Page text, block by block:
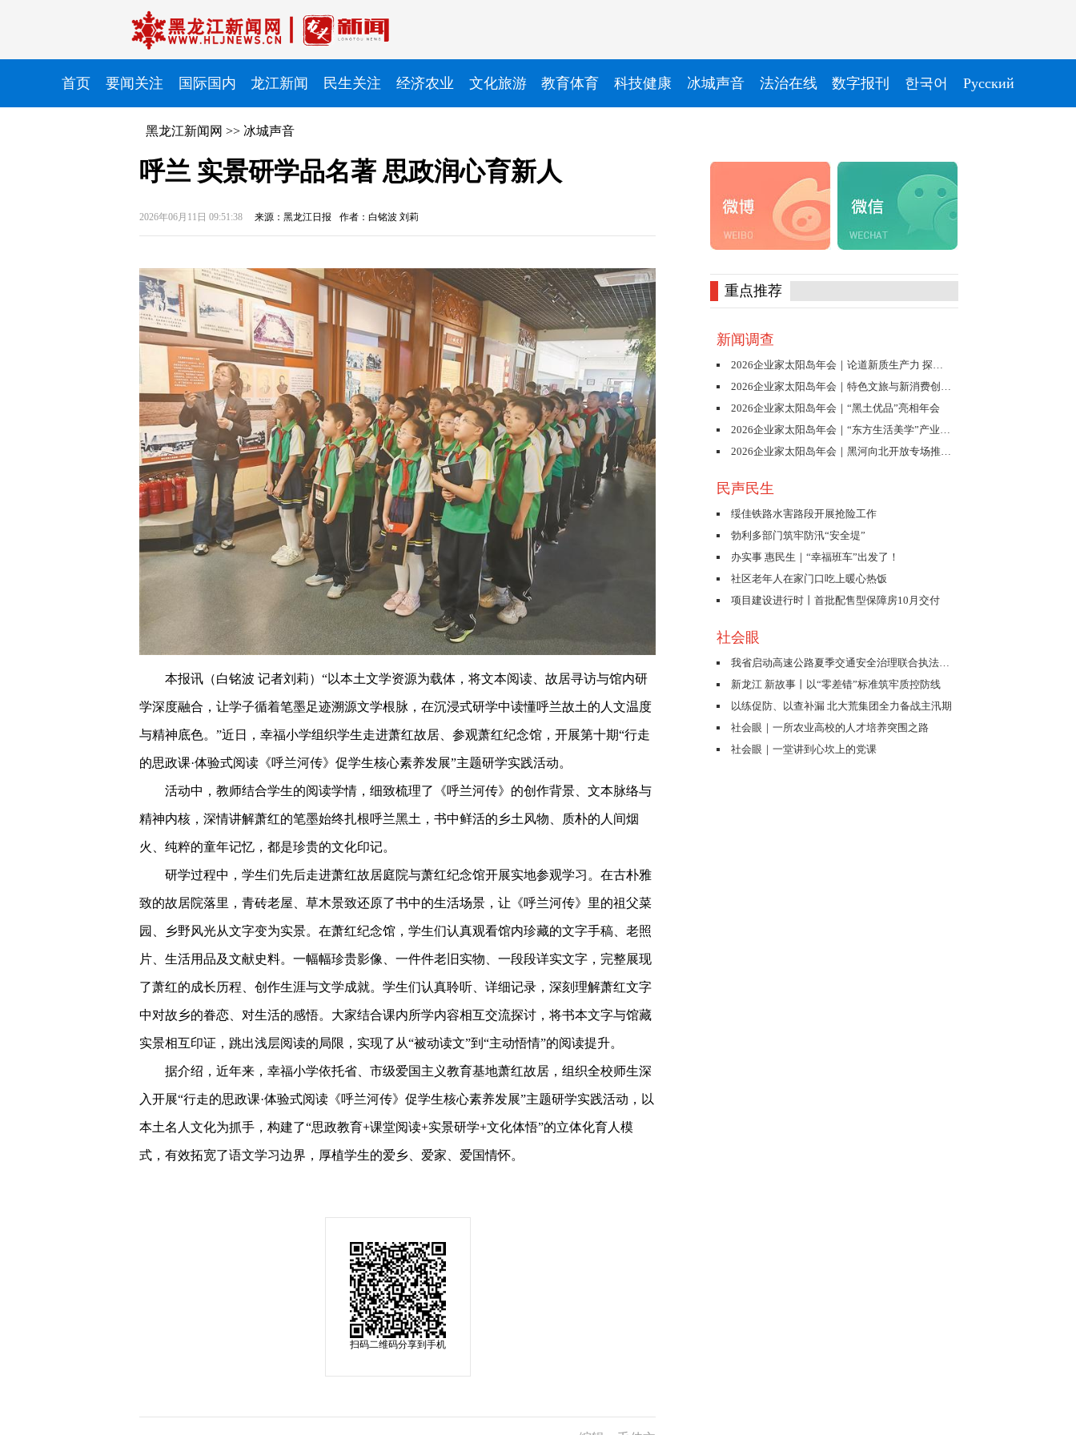
首页 要闻关注 国际国内 龙江新闻 民生关注 经济农业 文化旅游 教育体育 科技健康 冰城声音 法治在线 数字报刊 한국어 Pусский
黑龙江新闻网 >> 冰城声音
呼兰 实景研学品名著 思政润心育新人
2026年06月11日 09:51:38 来源：黑龙江日报 作者：白铭波 刘莉
本报讯（白铭波 记者刘莉） “以本土文学资源为载体，将文本阅读、故居寻访与馆内研
学深度融合，让学子循着笔墨足迹溯源文学根脉，在沉浸式研学中读懂呼兰故土的人文温度
与精神底色。”近日，幸福小学组织学生走进萧红故居、参观萧红纪念馆，开展第十期“行走
的思政课·体验式阅读《呼兰河传》促学生核心素养发展”主题研学实践活动。
活动中，教师结合学生的阅读学情，细致梳理了《呼兰河传》的创作背景、文本脉络与
精神内核，深情讲解萧红的笔墨始终扎根呼兰黑土，书中鲜活的乡土风物、质朴的人间烟
火、纯粹的童年记忆，都是珍贵的文化印记。
研学过程中，学生们先后走进萧红故居庭院与萧红纪念馆开展实地参观学习。在古朴雅
致的故居院落里，青砖老屋、草木景致还原了书中的生活场景，让《呼兰河传》里的祖父菜
园、乡野风光从文字变为实景。在萧红纪念馆，学生们认真观看馆内珍藏的文字手稿、老照
片、生活用品及文献史料。一幅幅珍贵影像、一件件老旧实物、一段段详实文字，完整展现
了萧红的成长历程、创作生涯与文学成就。学生们认真聆听、详细记录，深刻理解萧红文字
中对故乡的眷恋、对生活的感悟。大家结合课内所学内容相互交流探讨，将书本文字与馆藏
实景相互印证，跳出浅层阅读的局限，实现了从“被动读文”到“主动悟情”的阅读提升。
据介绍，近年来，幸福小学依托省、市级爱国主义教育基地萧红故居，组织全校师生深
入开展“行走的思政课·体验式阅读《呼兰河传》促学生核心素养发展”主题研学实践活动，以
本土名人文化为抓手，构建了“思政教育+课堂阅读+实景研学+文化体悟”的立体化育人模
式，有效拓宽了语文学习边界，厚植学生的爱乡、爱家、爱国情怀。
扫码二维码分享到手机